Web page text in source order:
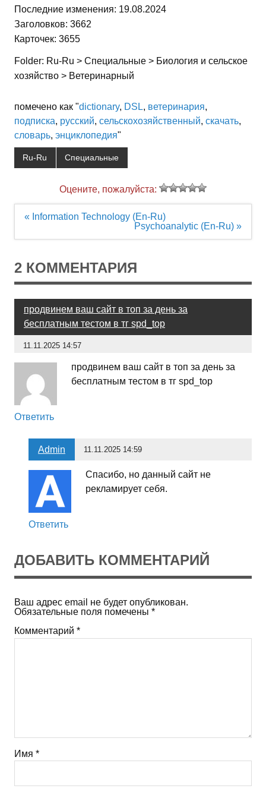
Последние изменения: 19.08.2024
Заголовков: 3662
Карточек: 3655
Folder: Ru-Ru > Специальные > Биология и сельское
хозяйство > Ветеринарный
помечено как "dictionary, DSL, ветеринария,
подписка, русский, сельскохозяйственный, скачать,
словарь, энциклопедия"
Ru-Ru Специальные
Оцените, пожалуйста:
Навигация
« Information Technology (En-Ru)
Psychoanalytic (En-Ru) »
2 КОММЕНТАРИЯ
продвинем ваш сайт в топ за день за
бесплатным тестом в тг spd_top
11.11.2025 14:57
продвинем ваш сайт в топ за день за
бесплатным тестом в тг spd_top
Ответить
Admin 11.11.2025 14:59
Спасибо, но данный сайт не
рекламирует себя.
Ответить
ДОБАВИТЬ КОММЕНТАРИЙ
Ваш адрес email не будет опубликован.
Обязательные поля помечены *
Комментарий *
Имя *